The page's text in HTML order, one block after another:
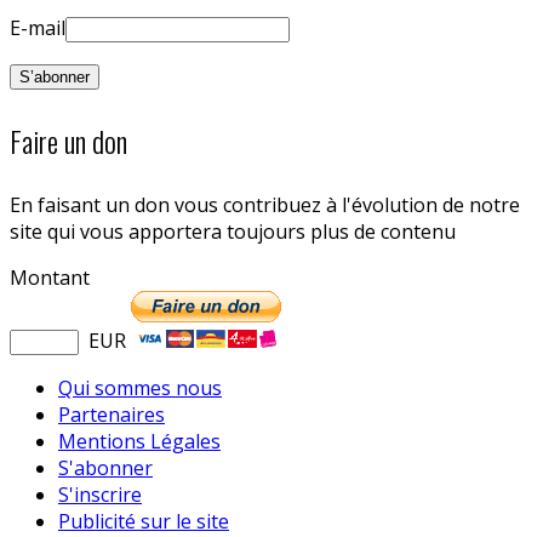
E-mail
Faire un don
En faisant un don vous contribuez à l'évolution de notre
site qui vous apportera toujours plus de contenu
Montant
EUR
Qui sommes nous
Partenaires
Mentions Légales
S'abonner
S'inscrire
Publicité sur le site